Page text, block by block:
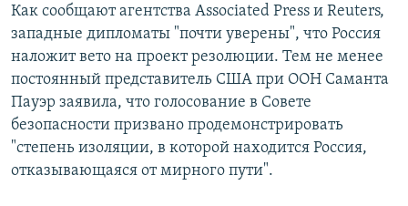
Как сообщают агентства Associated Press и Reuters,
западные дипломаты "почти уверены", что Россия
наложит вето на проект резолюции. Тем не менее
постоянный представитель США при ООН Саманта
Пауэр заявила, что голосование в Совете
безопасности призвано продемонстрировать
"степень изоляции, в которой находится Россия,
отказывающаяся от мирного пути".